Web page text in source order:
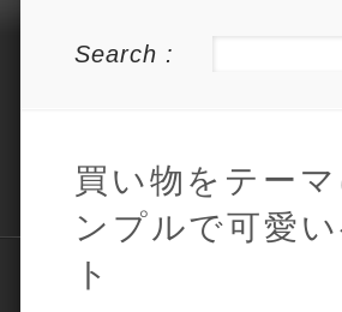
Search :
買い物をテー
ンプルで可愛
ト